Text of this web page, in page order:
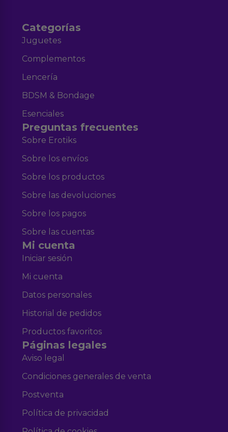
Categorías
Juguetes
Complementos
Lencería
BDSM & Bondage
Esenciales
Preguntas frecuentes
Sobre Erotiks
Sobre los envíos
Sobre los productos
Sobre las devoluciones
Sobre los pagos
Sobre las cuentas
Mi cuenta
Iniciar sesión
Mi cuenta
Datos personales
Historial de pedidos
Productos favoritos
Páginas legales
Aviso legal
Condiciones generales de venta
Postventa
Política de privacidad